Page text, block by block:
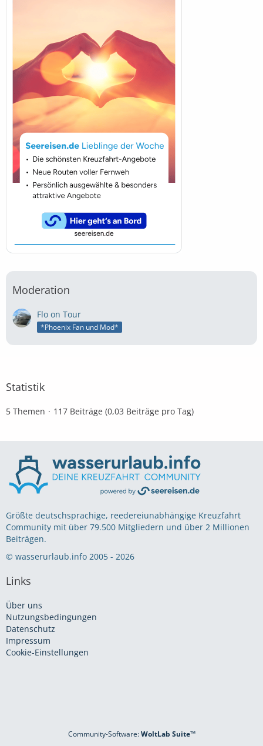
Moderation
Flo on Tour
*Phoenix Fan und Mod*
Statistik
5 Themen 117 Beiträge (0,03 Beiträge pro Tag)
Größte deutschsprachige, reedereiunabhängige Kreuzfahrt
Community mit über 79.500 Mitgliedern und über 2 Millionen
Beiträgen.
© wasserurlaub.info 2005 - 2026
Links
Über uns
Nutzungsbedingungen
Datenschutz
Impressum
Cookie-Einstellungen
Community-Software:WoltLab Suite™